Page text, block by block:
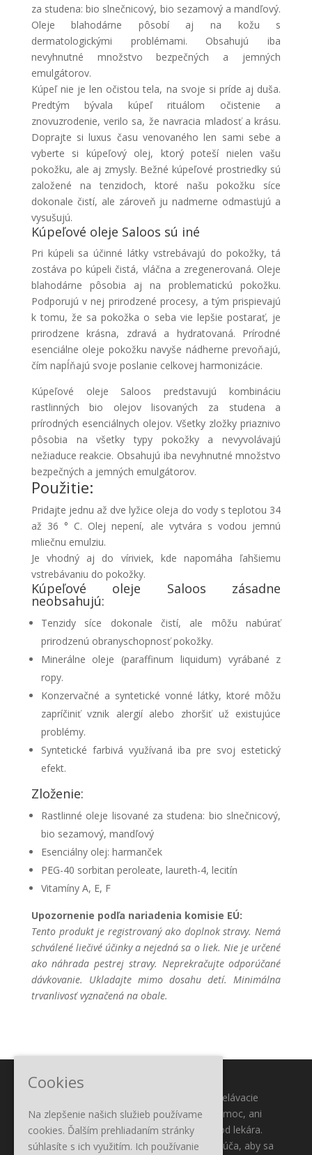
za studena: bio slnečnicový, bio sezamový a mandľový.
Oleje blahodárne pôsobí aj na kožu s
dermatologickými problémami. Obsahujú iba
nevyhnutné množstvo bezpečných a jemných
emulgátorov.
Kúpeľ nie je len očistou tela, na svoje si príde aj duša.
Predtým bývala kúpeľ rituálom očistenie a
znovuzrodenie, verilo sa, že navracia mladosť a krásu.
Doprajte si luxus času venovaného len sami sebe a
vyberte si kúpeľový olej, ktorý poteší nielen vašu
pokožku, ale aj zmysly. Bežné kúpeľové prostriedky sú
založené na tenzidoch, ktoré našu pokožku síce
dokonale čistí, ale zároveň ju nadmerne odmasťujú a
vysušujú.
Kúpeľové oleje Saloos sú iné
Pri kúpeli sa účinné látky vstrebávajú do pokožky, tá
zostáva po kúpeli čistá, vláčna a zregenerovaná. Oleje
blahodárne pôsobia aj na problematickú pokožku.
Podporujú v nej prirodzené procesy, a tým prispievajú
k tomu, že sa pokožka o seba vie lepšie postarať, je
prirodzene krásna, zdravá a hydratovaná. Prírodné
esenciálne oleje pokožku navyše nádherne prevoňajú,
čím napĺňajú svoje poslanie celkovej harmonizácie.
Kúpeľové oleje Saloos predstavujú kombináciu
rastlinných bio olejov lisovaných za studena a
prírodných esenciálnych olejov. Všetky zložky priaznivo
pôsobia na všetky typy pokožky a nevyvolávajú
nežiaduce reakcie. Obsahujú iba nevyhnutné množstvo
bezpečných a jemných emulgátorov.
Použitie:
Pridajte jednu až dve lyžice oleja do vody s teplotou 34
až 36 ° C. Olej nepení, ale vytvára s vodou jemnú
mliečnu emulziu.
Je vhodný aj do víriviek, kde napomáha ľahšiemu
vstrebávaniu do pokožky.
Kúpeľové oleje Saloos zásadne
neobsahujú:
Tenzidy síce dokonale čistí, ale môžu nabúrať
prirodzenú obranyschopnosť pokožky.
Minerálne oleje (paraffinum liquidum) vyrábané z
ropy.
Konzervačné a syntetické vonné látky, ktoré môžu
zapríčiniť vznik alergií alebo zhoršiť už existujúce
problémy.
Syntetické farbivá využívaná iba pre svoj estetický
efekt.
Zloženie:
Rastlinné oleje lisované za studena: bio slnečnicový,
bio sezamový, mandľový
Esenciálny olej: harmanček
PEG-40 sorbitan peroleate, laureth-4, lecitín
Vitamíny A, E, F
Upozornenie podľa nariadenia komisie EÚ:
Tento produkt je registrovaný ako doplnok stravy. Nemá
schválené liečivé účinky a nejedná sa o liek. Nie je určené
ako náhrada pestrej stravy. Neprekračujte odporúčané
dávkovanie. Ukladajte mimo dosahu detí. Minimálna
trvanlivosť vyznačená na obale.
Tento obsah slúži iba na informačné a vzdelávacie
účely. Účelom nie je poskytnúť lekársku pomoc, ani
nahradiť lekársku pomoc alebo ošetrenie od lekára.
Všetkým čitateľom tohto obsahu sa odporúča, aby sa
Cookies
Na zlepšenie našich služieb používame
cookies. Ďalším prehliadaním stránky
súhlasíte s ich využitím. Ich používanie